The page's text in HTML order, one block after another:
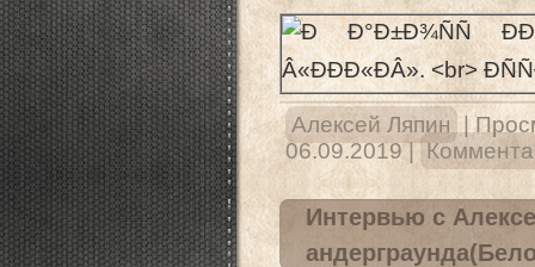
Алексей Ляпин |
06.09.2019 |
Интервью с